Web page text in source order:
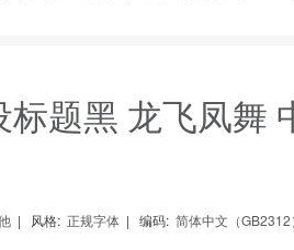
标题黑 龙飞凤舞
| 风格: 正规字体 | 编码: 简体中文（GB2312